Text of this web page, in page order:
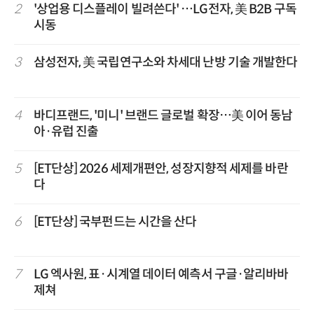
2
'상업용 디스플레이 빌려쓴다' …LG전자, 美 B2B 구독
시동
3 삼성전자, 美 국립연구소와 차세대 난방 기술 개발한다
4
바디프랜드, '미니' 브랜드 글로벌 확장…美 이어 동남
아·유럽 진출
5
[ET단상] 2026 세제개편안, 성장지향적 세제를 바란
다
6 [ET단상] 국부펀드는 시간을 산다
7
LG 엑사원, 표·시계열 데이터 예측서 구글·알리바바
제쳐